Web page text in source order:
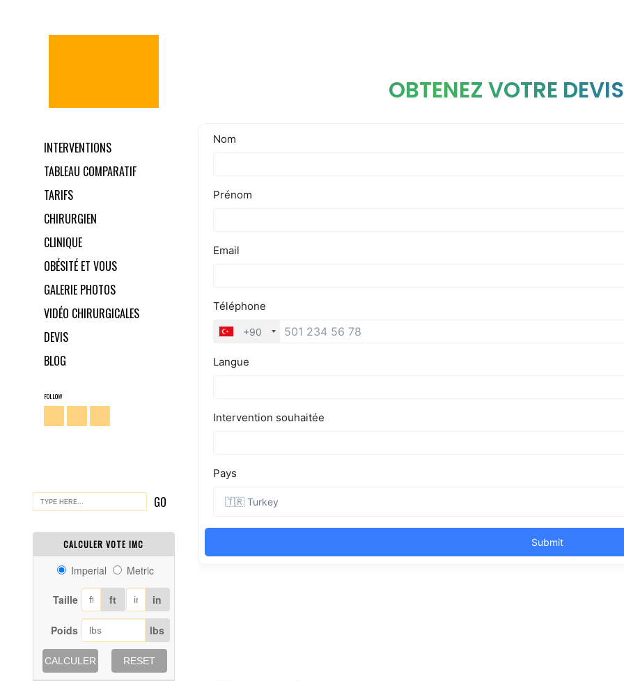
INTERVENTIONS
TABLEAU COMPARATIF
TARIFS
CHIRURGIEN
CLINIQUE
OBÉSITÉ ET VOUS
GALERIE PHOTOS
VIDÉO CHIRURGICALES
DEVIS
BLOG
FOLLOW
CALCULER VOTE IMC
Imperial Metric
Taille ft in
Poids lbs
CALCULER RESET
OBTENEZ VOTRE